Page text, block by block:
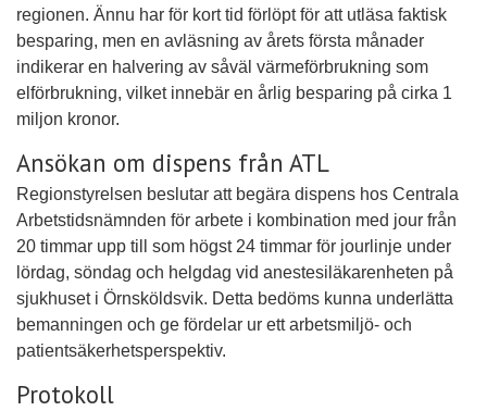
regionen. Ännu har för kort tid förlöpt för att utläsa faktisk
besparing, men en avläsning av årets första månader
indikerar en halvering av såväl värmeförbrukning som
elförbrukning, vilket innebär en årlig besparing på cirka 1
miljon kronor.
Ansökan om dispens från ATL
Regionstyrelsen beslutar att begära dispens hos Centrala
Arbetstidsnämnden för arbete i kombination med jour från
20 timmar upp till som högst 24 timmar för jourlinje under
lördag, söndag och helgdag vid anestesiläkarenheten på
sjukhuset i Örnsköldsvik. Detta bedöms kunna underlätta
bemanningen och ge fördelar ur ett arbetsmiljö- och
patientsäkerhetsperspektiv.
Protokoll